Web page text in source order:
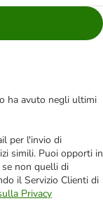
ha avuto negli ultimi
per l'invio di
simili. Puoi opporti in
non quelli di
il Servizio Clienti di
Privacy